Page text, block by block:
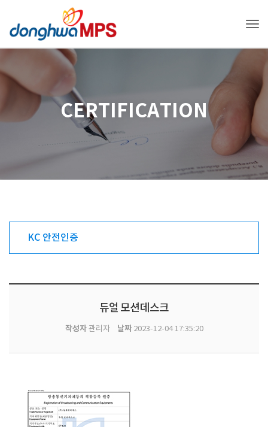
CERTIFICATION
KC 안전인증
듀얼 모션데스크
작성자관리자 날짜2023-12-04 17:35:20